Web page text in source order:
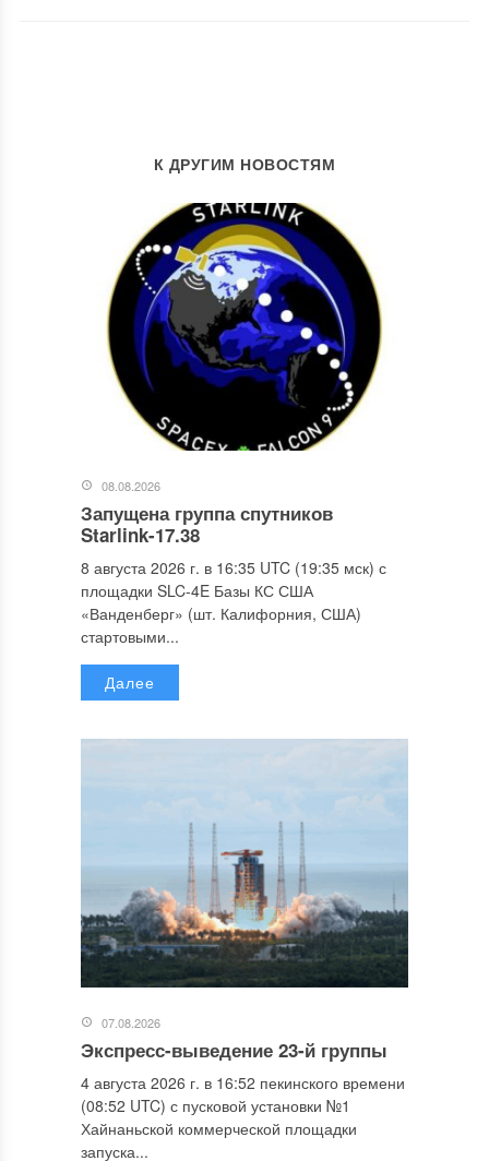
К ДРУГИМ НОВОСТЯМ
08.08.2026
Запущена группа спутников
Starlink-17.38
8 августа 2026 г. в 16:35 UTC (19:35 мск) с
площадки SLC-4E Базы КС США
«Ванденберг» (шт. Калифорния, США)
стартовыми...
Далее
07.08.2026
Экспресс-выведение 23-й группы
4 августа 2026 г. в 16:52 пекинского времени
(08:52 UTC) с пусковой установки №1
Хайнаньской коммерческой площадки
запуска...